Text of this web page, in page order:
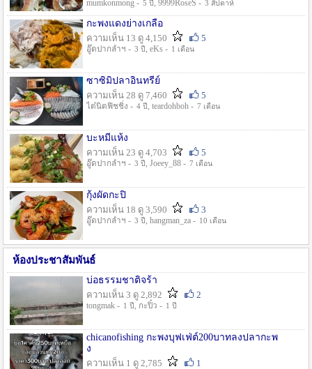
mumkonmong - 5 ปี , 9999RoseS - 3 สัปดาห์
กะพงแดงย่างเกลือ
ความเห็น 13 ดู 4,150
5
อู๊ดปากลำฯ - 3 ปี , eKs - 1 เดือน
ซาซิมิปลาอินทรีย์
ความเห็น 28 ดู 7,460
5
ไต๋นิตฟิชชิ่ง - 4 ปี , teardohboh - 7 เดือน
บะหมี่แห้ง
ความเห็น 23 ดู 4,703
5
อู๊ดปากลำฯ - 3 ปี , Joeey_88 - 7 เดือน
กุ้งผัดกะปิ
ความเห็น 18 ดู 3,590
3
อู๊ดปากลำฯ - 3 ปี , hangman_za - 10 เดือน
ห้องประชาสัมพันธ์
บ่อธรรมชาติจร้า
ความเห็น 3 ดู 2,892
2
tongmak - 1 ปี , กะปิ๋ว - 1 ปี
chicanofishing กะพงบุฟเฟ่ต์200บาทลงปลากะพ
ง
ความเห็น 1 ดู 2,785
1